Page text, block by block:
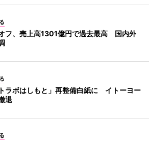
フ、売上高1301億円で過去最高 国内外
トラボはしもと」再整備白紙に イトーヨー
退